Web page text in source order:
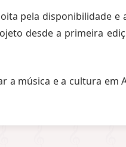
pela disponibilidade
desde a primeira
música e a cultura em